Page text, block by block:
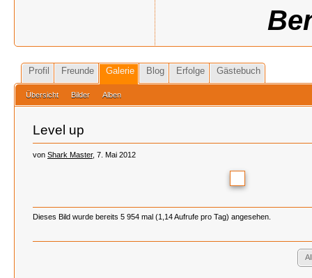
Profil Freunde Galerie Blog Erfolge Gästebuch
Übersicht Bilder Alben
Level up
von Shark Master, 7. Mai 2012
Dieses Bild wurde bereits 5 954 mal (1,14 Aufrufe pro Tag) angesehen.